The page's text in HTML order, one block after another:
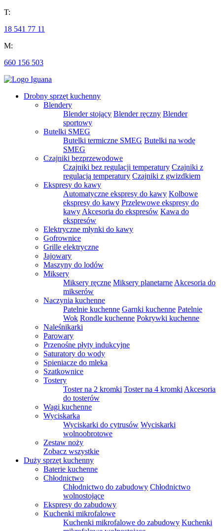
T:
18 541 77 11
M:
660 156 503
Drobny sprzęt kuchenny
Blendery
Blender stojący Blender ręczny Blender
sportowy
Butelki SMEG
Butelki termiczne SMEG Butelki na wodę
SMEG
Czajniki bezprzewodowe
Czajniki bez regulacji temperatury Czajniki z
regulacją temperatury Czajniki z gwizdkiem
Ekspresy do kawy
Automatyczne ekspresy do kawy Kolbowe
ekspresy do kawy Przelewowe ekspresy do
kawy Akcesoria do ekspresów Kawa do
ekspresów
Elektryczne młynki do kawy
Gofrownice
Grille elektryczne
Jajowary
Maszyny do lodów
Miksery
Miksery ręczne Miksery planetarne Akcesoria do
mikserów
Naczynia kuchenne
Patelnie kuchenne Garnki kuchenne Patelnie
Wok Rondle kuchenne Pokrywki kuchenne
Naleśnikarki
Parowary
Przenośne płyty indukcyjne
Saturatory do wody
Spieniacze do mleka
Szatkownice
Tostery
Toster na 2 kromki Toster na 4 kromki Akcesoria
do tosterów
Wagi kuchenne
Wyciskarka
Wyciskarki do cytrusów Wyciskarki
wolnoobrotowe
Zestaw noży
Zobacz wszystkie
Duży sprzęt kuchenny
Baterie kuchenne
Chłodnictwo
Chłodnictwo do zabudowy Chłodnictwo
wolnostojące
Ekspresy do zabudowy
Kuchenki mikrofalowe
Kuchenki mikrofalowe do zabudowy Kuchenki